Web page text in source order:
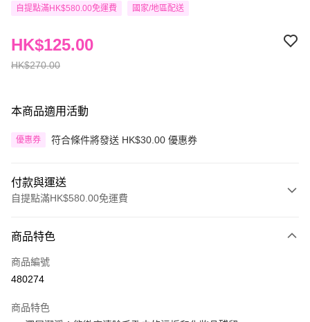
自提點滿HK$580.00免運費 國家/地區配送
HK$270.00
HK$125.00
本商品適用活動
優惠券 符合條件將發送 HK$30.00 優惠券
付款與運送
自提點滿HK$580.00免運費
信用卡
Apple Pay
商品特色
商品編號
480274
商品特色